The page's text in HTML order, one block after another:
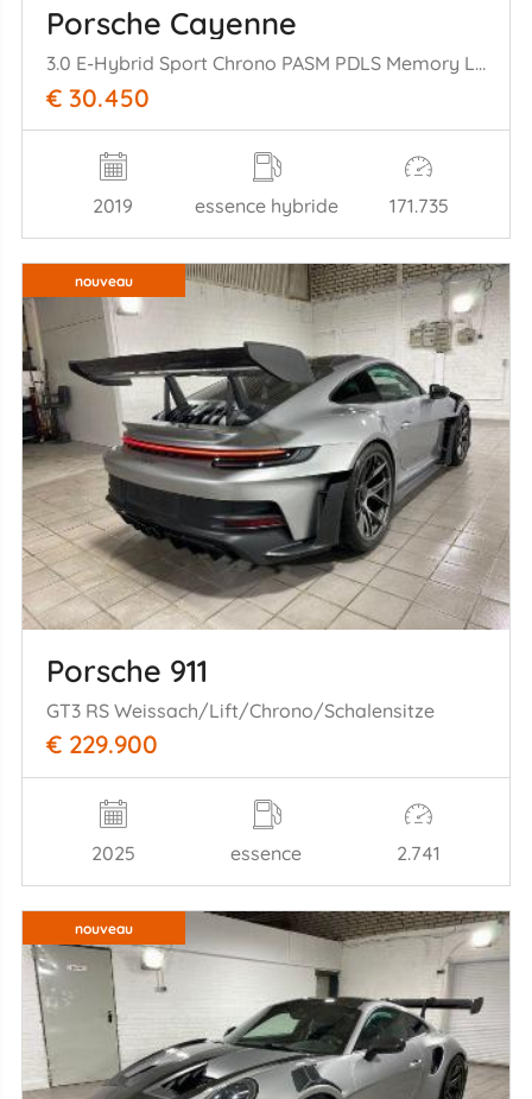
Porsche Cayenne
3.0 E-Hybrid Sport Chrono PASM PDLS Memory Leder SHZ Clima Navi Camera PDC
€ 30.450
2019 essence hybride 171.735
nouveau
Porsche 911
GT3 RS Weissach/Lift/Chrono/Schalensitze
€ 229.900
2025 essence 2.741
nouveau